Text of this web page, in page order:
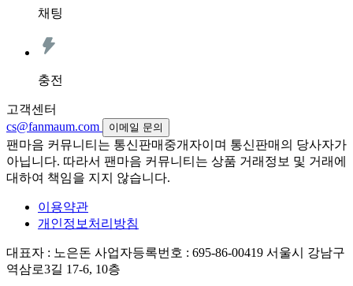
채팅
충전
고객센터
cs@fanmaum.com
이메일 문의
팬마음 커뮤니티는 통신판매중개자이며 통신판매의 당사자가
아닙니다. 따라서 팬마음 커뮤니티는 상품 거래정보 및 거래에
대하여 책임을 지지 않습니다.
이용약관
개인정보처리방침
대표자 : 노은돈 사업자등록번호 : 695-86-00419 서울시 강남구
역삼로3길 17-6, 10층